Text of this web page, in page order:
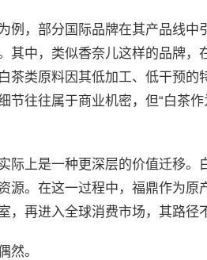
例，部分国际品牌在其产品线中
其中，类似香奈儿这样的品牌
茶类原料因其低加工、低干预的
节往往属于商业机密，但“白茶
际上是一种更深层的价值迁移。
源。在这一过程中，福鼎作为
，再进入全球消费市场，其路
然。